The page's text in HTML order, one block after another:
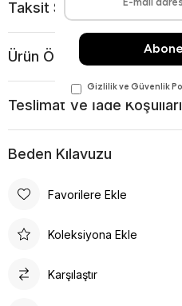
Taksit Seçenekleri
Ürün Önerileri
Teslimat Ve İade Koşulları
Beden Kılavuzu
Favorilere Ekle
Koleksiyona Ekle
Karşılaştır